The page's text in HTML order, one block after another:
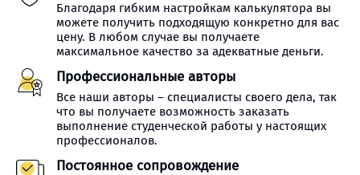
Благодаря гибким настройкам калькулятора вы
можете получить подходящую конкретно для вас
цену. В любом случае вы получаете
максимальное качество за адекватные деньги.
Профессиональные авторы
Все наши авторы – специалисты своего дела, так
что вы получаете возможность заказать
выполнение студенческой работы у настоящих
профессионалов.
Постоянное сопровождение